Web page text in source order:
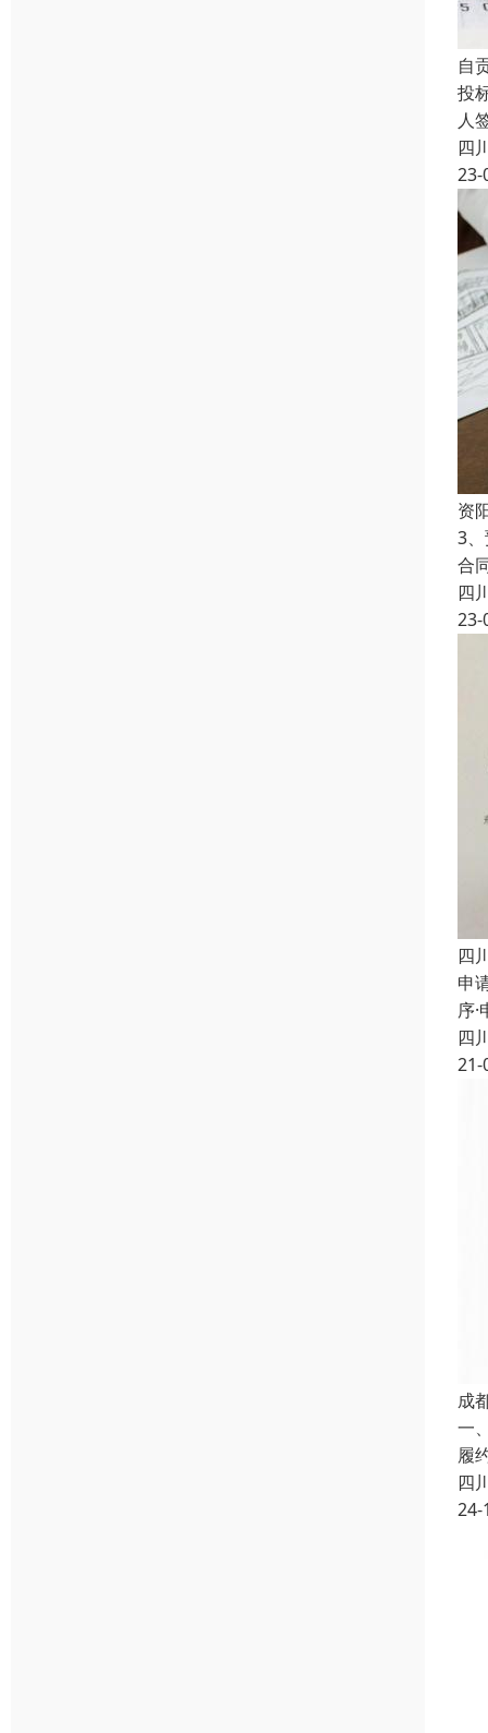
自
投
人
四
23-
资
3
合
四
23-
四
申
序
四
21-
成
一
履
四
24-